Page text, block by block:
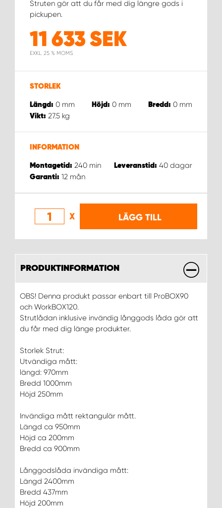
Struten gör att du får med dig längre gods i
pickupen.
11 633 SEK
EXKL. 25 % MOMS
STORLEK
Längd: 0 mm Höjd: 0 mm Bredd: 0 mm
Vikt: 27.5 kg
INFORMATION
Montagetid: 240 min Leveranstid: 40 dagar
Garanti: 12 mån
X LÄGG TILL
PRODUKTINFORMATION
OBS! Denna produkt passar enbart till ProBOX90
och WorkBOX120.
Strutlådan inklusive invändig långgods låda gör att
du får med dig länge produkter.
Storlek Strut:
Utvändiga mått:
längd: 970mm
Bredd 1000mm
Höjd 250mm
Invändiga mått rektangulär mått.
Längd ca 950mm
Höjd ca 200mm
Bredd ca 900mm
Långgodslåda invändiga mått:
Längd 2400mm
Bredd 437mm
Höjd 200mm
WORK SYSTEM SKÖVDE
WORK SYSTEM STAFFANSTORP
WORK SYSTEM STOCKHOLM NORR
WORK SYSTEM SUNDSVALL
WORK SYSTEM VARBERG
WORK SYSTEM VÄRNAMO
WORK SYSTEM VÄSTERÅS
WORK SYSTEM VÄXJÖ
WORK SYSTEM ÖREBRO